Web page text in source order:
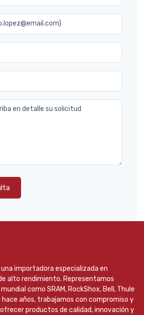
en detalle su solicitud
una importadora especializada en
alto rendimiento. Representamos
como SRAM, RockShox, Bell, Thule
hace años, trabajamos con compromiso y
productos de calidad, innovación y